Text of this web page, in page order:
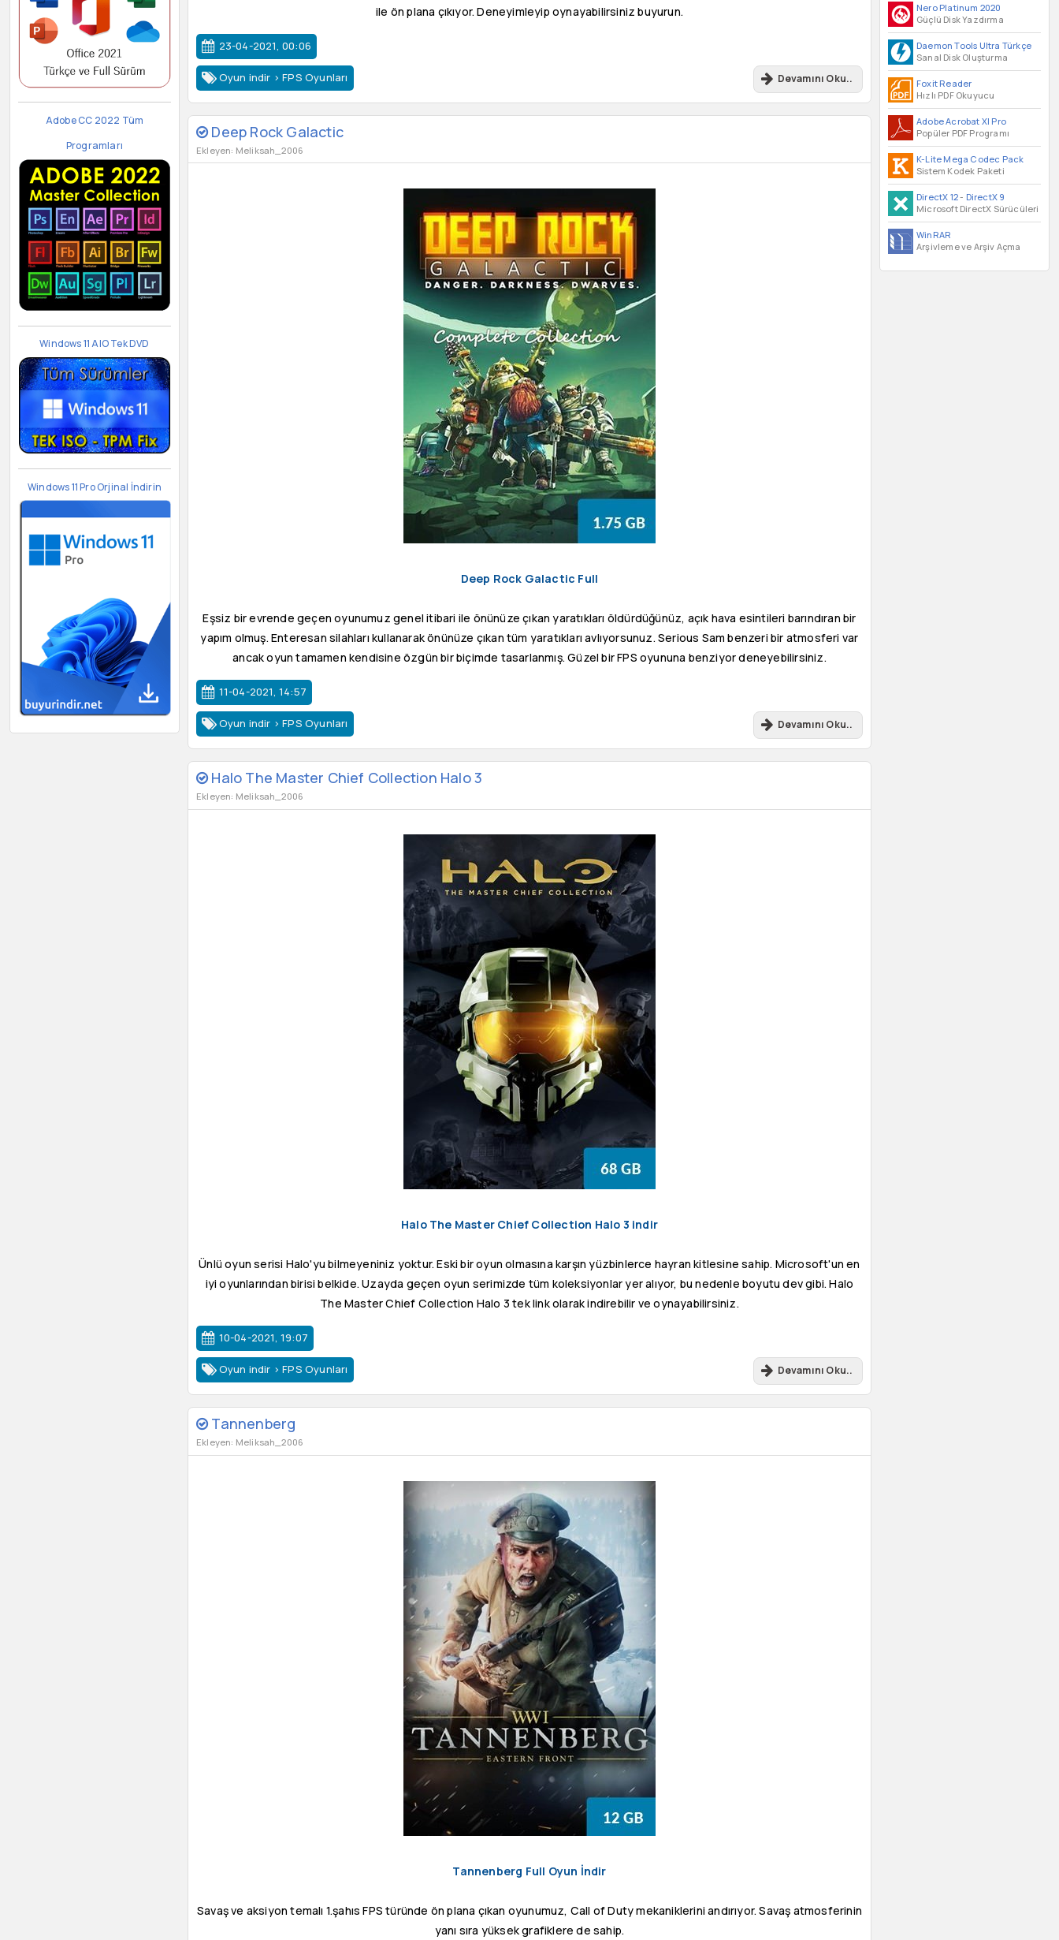
Nero Platinum 2020
Güçlü Disk Yazdırma
Daemon Tools Ultra Türkçe
Sanal Disk Oluşturma
Foxit Reader
Hızlı PDF Okuyucu
Adobe Acrobat XI Pro
Popüler PDF Programı
K-Lite Mega Codec Pack
Sistem Kodek Paketi
DirectX 12- DirectX 9
Microsoft DirectX Sürücüleri
WinRAR
Arşivleme ve Arşiv Açma
Adobe CC 2022 Tüm
Programları
Windows 11 AIO Tek DVD
Windows 11 Pro Orjinal İndirin
ile ön plana çıkıyor. Deneyimleyip oynayabilirsiniz buyurun.
23-04-2021, 00:06
Oyun indir >FPS Oyunları Devamını Oku..
Deep Rock Galactic
Ekleyen: Meliksah_2006
Deep Rock Galactic Full
Eşsiz bir evrende geçen oyunumuz genel itibari ile önünüze çıkan yaratıkları öldürdüğünüz, açık hava esintileri barındıran bir
yapım olmuş. Enteresan silahları kullanarak önünüze çıkan tüm yaratıkları avlıyorsunuz. Serious Sam benzeri bir atmosferi var
ancak oyun tamamen kendisine özgün bir biçimde tasarlanmış. Güzel bir FPS oyununa benziyor deneyebilirsiniz.
11-04-2021, 14:57
Oyun indir >FPS Oyunları Devamını Oku..
Halo The Master Chief Collection Halo 3
Ekleyen: Meliksah_2006
Halo The Master Chief Collection Halo 3 indir
Ünlü oyun serisi Halo'yu bilmeyeniniz yoktur. Eski bir oyun olmasına karşın yüzbinlerce hayran kitlesine sahip. Microsoft'un en
iyi oyunlarından birisi belkide. Uzayda geçen oyun serimizde tüm koleksiyonlar yer alıyor, bu nedenle boyutu dev gibi. Halo
The Master Chief Collection Halo 3 tek link olarak indirebilir ve oynayabilirsiniz.
10-04-2021, 19:07
Oyun indir >FPS Oyunları Devamını Oku..
Tannenberg
Ekleyen: Meliksah_2006
Tannenberg Full Oyun İndir
Savaş ve aksiyon temalı 1.şahıs FPS türünde ön plana çıkan oyunumuz, Call of Duty mekaniklerini andırıyor. Savaş atmosferinin
yanı sıra yüksek grafiklere de sahip.